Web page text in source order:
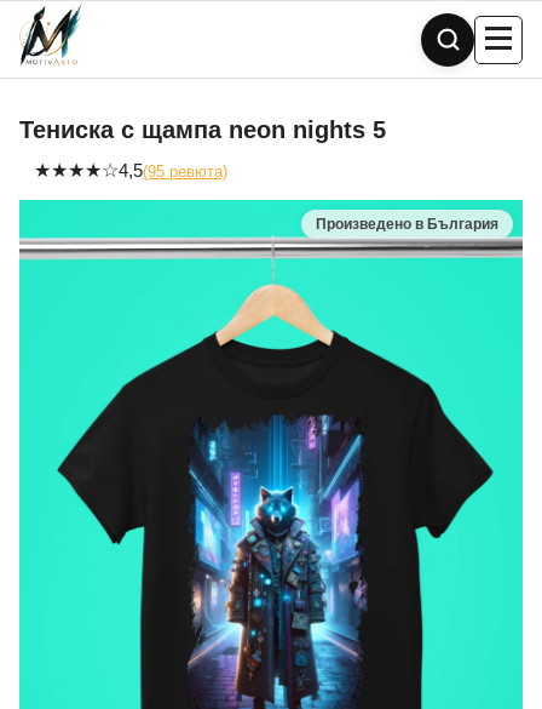
Skip
content
Тениска с щампа neon nights 5
★★★★☆4,5(95 ревюта)